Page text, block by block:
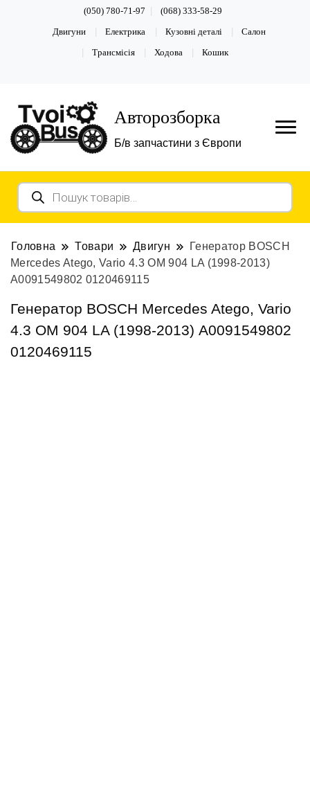
(050) 780-71-97 (068) 333-58-29
Двигуни Електрика Кузовні деталі Салон
Трансмісія Ходова Кошик
Авторозборка
Б/в запчастини з Європи
Пошук
товарів
Головна Товари Двигун
Генератор BOSCH
Mercedes Atego, Vario 4.3 OМ 904 LA (1998-2013)
А0091549802 0120469115
Генератор BOSCH Mercedes Atego, Vario
4.3 OМ 904 LA (1998-2013) А0091549802
0120469115